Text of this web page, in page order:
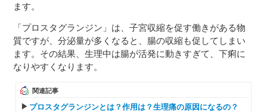
ます。
「プロスタグランジン」は、子宮収縮を促す働きがある物
質ですが、分泌量が多くなると、腸の収縮も促してしまい
ます。その結果、生理中は腸が活発に動きすぎて、下痢に
なりやすくなります。
関連記事
プロスタグランジンとは？作用は？生理痛の原因になるの？